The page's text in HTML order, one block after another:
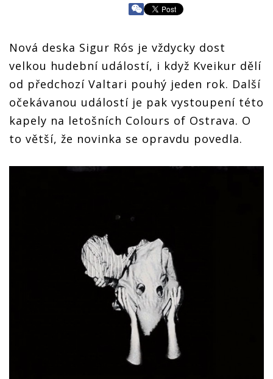
Nová deska Sigur Rós je vždycky dost
velkou hudební událostí, i když Kveikur dělí
od předchozí Valtari pouhý jeden rok. Další
očekávanou událostí je pak vystoupení této
kapely na letošních Colours of Ostrava. O
to větší, že novinka se opravdu povedla.